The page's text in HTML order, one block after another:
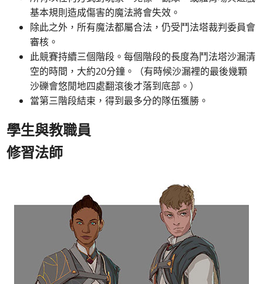
基本規則造成傷害的魔法將會失效。
除此之外，所有魔法都屬合法，仍受鬥法塔裁判委員會
審核。
此競賽持續三個階段。每個階段的長度為鬥法塔沙漏清
空的時間，大約20分鐘。（有時候沙漏裡的最後幾顆
沙礫會悠閒地四處翻滾後才落到底部。）
當第三階段結束，得到最多分的隊伍獲勝。
學生與教職員
修習法師